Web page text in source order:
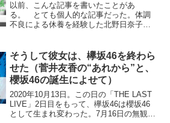
以前、こんな記事を書いたことがあ
る。 とても個人的な記事だった。体調
不良による休養を経験した北野日奈子
したものだった。大丈夫だ、僕も復活で
きる。そう言い聞かせるための文...
そうして彼女は、欅坂46を終わら
せた（菅井友香の“あれから”と、
櫻坂46の誕生によせて）
2020年10月13日。この日の「THE LAST
LIVE」2日目をもって、欅坂46は櫻坂46
として生まれ変わった。7月16日の無観客